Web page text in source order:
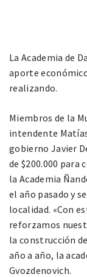
La Academia de
aporte
realizando.
Miembros de la
intendente
gobierno Javier
de $200.000
la Academia
el año pasado y
localidad. «Con
reforzamos
la construcción
año a año, la
Gvozdenovich.